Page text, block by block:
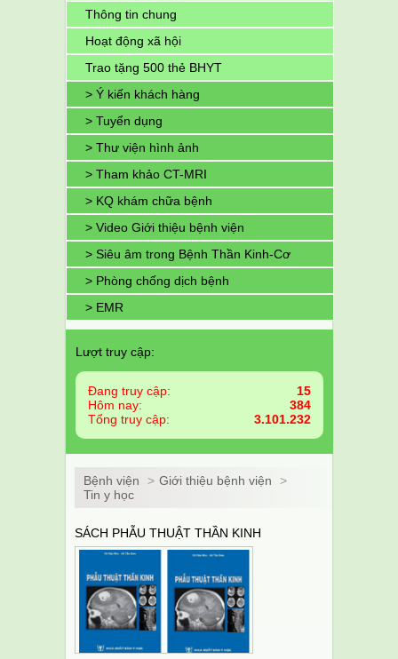
Thông tin chung
Hoạt động xã hội
Trao tặng 500 thẻ BHYT
> Ý kiến khách hàng
> Tuyển dụng
> Thư viện hình ảnh
> Tham khảo CT-MRI
> KQ khám chữa bệnh
> Video Giới thiệu bệnh viện
> Siêu âm trong Bệnh Thần Kinh-Cơ
> Phòng chống dịch bệnh
> EMR
Lượt truy cập:
Đang truy cập:
15
Hôm nay:
384
Tổng truy cập:
3.101.232
Bệnh viện > Giới thiệu bệnh viện
>
Tin y học
SÁCH PHẪU THUẬT THẦN KINH